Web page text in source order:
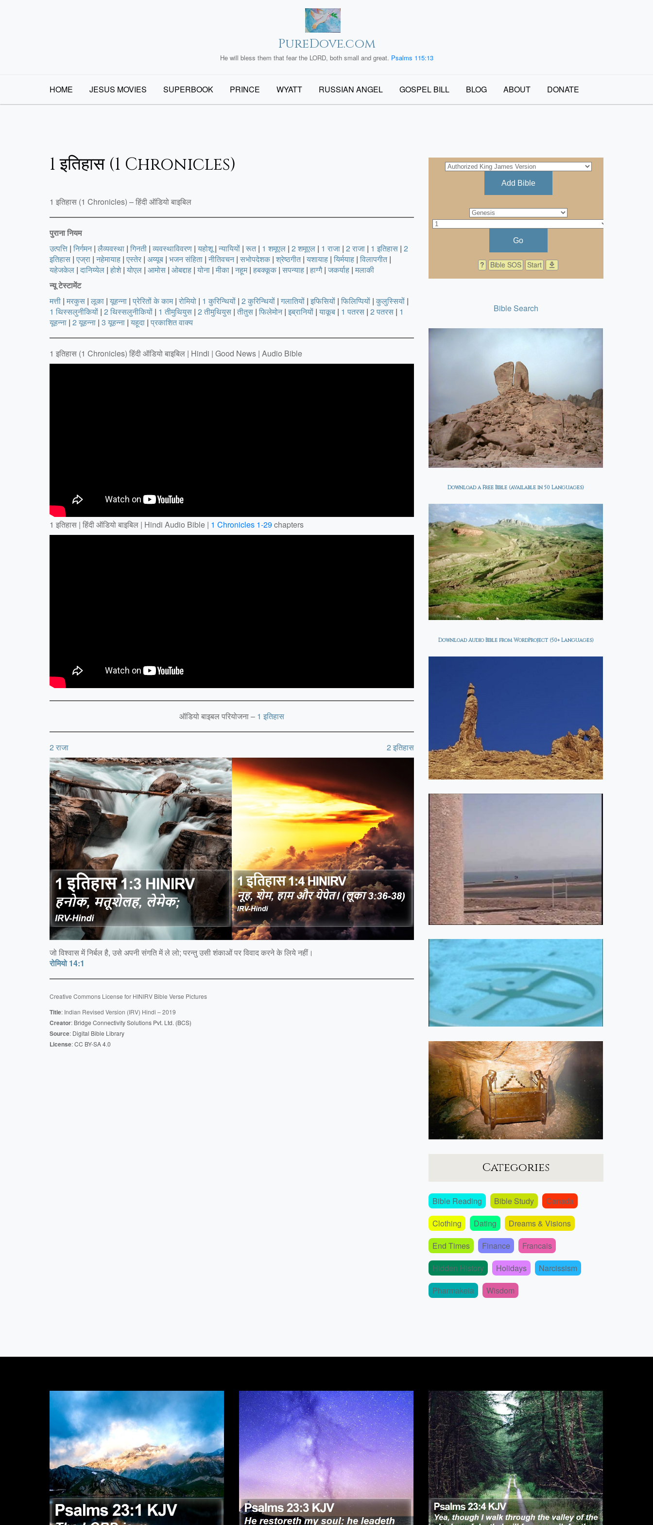
PureDove.com
He will bless them that fear the LORD, both small and great. Psalms 115:13
HOME JESUS MOVIES SUPERBOOK PRINCE WYATT RUSSIAN ANGEL GOSPEL BILL BLOG ABOUT DONATE
1 इतिहास (1 Chronicles)
1 इतिहास (1 Chronicles) – हिंदी ऑडियो बाइबिल
पुराना नियम
उत्पत्ति | निर्गमन | लैव्यवस्था | गिनती | व्यवस्थाविवरण | यहोशू | न्यायियों | रूत | 1 शमूएल | 2 शमूएल | 1 राजा | 2 राजा | 1 इतिहास | 2
इतिहास | एज्रा | नहेमायाह | एस्तेर | अय्यूब | भजन संहिता | नीतिवचन | सभोपदेशक | श्रेष्ठगीत | यशायाह | यिर्मयाह | विलापगीत |
यहेजकेल | दानिय्येल | होशे | योएल | आमोस | ओबद्दाह | योना | मीका | नहूम | हबक्कूक | सपन्याह | हाग्गै | जकर्याह | मलाकी
न्‍यू टेस्‍टामेंट
मत्ती | मरकुस | लूका | यूहन्ना | प्रेरितों के काम | रोमियो | 1 कुरिन्थियों | 2 कुरिन्थियों | गलातियों | इफिसियों | फिलिप्पियों | कुलुस्सियों |
1 थिस्सलुनीकियों | 2 थिस्सलुनीकियों | 1 तीमुथियुस | 2 तीमुथियुस | तीतुस | फिलेमोन | इब्रानियों | याकूब | 1 पतरस | 2 पतरस | 1
यूहन्ना | 2 यूहन्ना | 3 यूहन्ना | यहूदा | प्रकाशित वाक्य
1 इतिहास (1 Chronicles) हिंदी ऑडियो बाइबिल | Hindi | Good News | Audio Bible
1 इतिहास | हिंदी ऑडियो बाइबिल | Hindi Audio Bible | 1 Chronicles 1-29chapters
ऑडियो बाइबल परियोजना – 1 इतिहास
2 राजा 2 इतिहास
जो विश्वास में निर्बल है, उसे अपनी संगति में ले लो; परन्तु उसी शंकाओं पर विवाद करने के लिये नहीं।
रोमियो 14:1
Creative Commons License for HINIRV Bible Verse Pictures
Title: Indian Revised Version (IRV) Hindi – 2019
Creator: Bridge Connectivity Solutions Pvt. Ltd. (BCS)
Source: Digital Bible Library
License:CC BY-SA 4.0
Add Bible
Go
? Bible SOS Start download
Bible Search
Download a Free Bible (available in 50 Languages)
Download Audio Bible from WordProject (50+ Languages)
Categories
Bible Reading Bible Study
Canada
Clothing
Dating
Dreams & Visions
End Times
Finance
Francais
Hidden History
Holidays
Narcissism
Pharmakeia
Wisdom